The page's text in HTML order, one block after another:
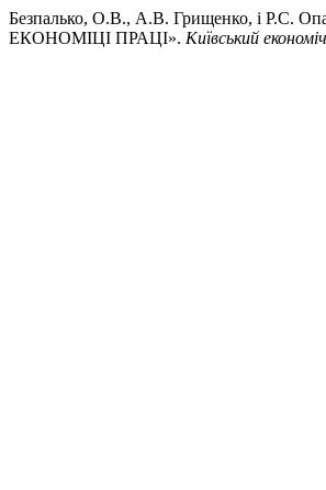
Безпалько, О.В., А.В. Грищенко, і
ЕКОНОМІЦІ ПРАЦІ». Київський